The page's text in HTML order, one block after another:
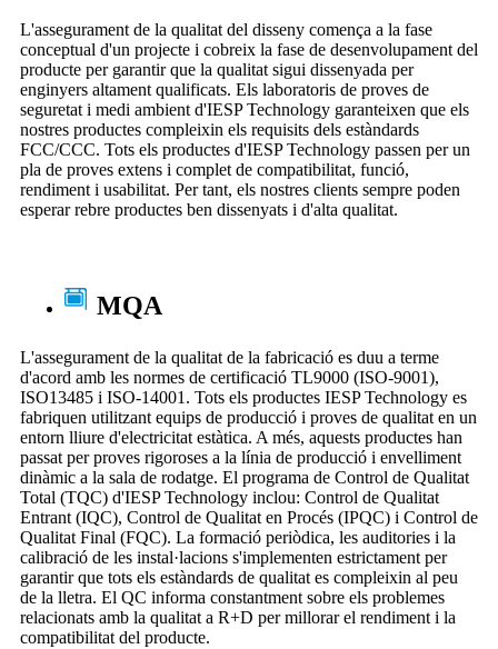
L'assegurament de la qualitat del disseny comença a la fase
conceptual d'un projecte i cobreix la fase de desenvolupament del
producte per garantir que la qualitat sigui dissenyada per
enginyers altament qualificats. Els laboratoris de proves de
seguretat i medi ambient d'IESP Technology garanteixen que els
nostres productes compleixin els requisits dels estàndards
FCC/CCC. Tots els productes d'IESP Technology passen per un
pla de proves extens i complet de compatibilitat, funció,
rendiment i usabilitat. Per tant, els nostres clients sempre poden
esperar rebre productes ben dissenyats i d'alta qualitat.
MQA
L'assegurament de la qualitat de la fabricació es duu a terme
d'acord amb les normes de certificació TL9000 (ISO-9001),
ISO13485 i ISO-14001. Tots els productes IESP Technology es
fabriquen utilitzant equips de producció i proves de qualitat en un
entorn lliure d'electricitat estàtica. A més, aquests productes han
passat per proves rigoroses a la línia de producció i envelliment
dinàmic a la sala de rodatge. El programa de Control de Qualitat
Total (TQC) d'IESP Technology inclou: Control de Qualitat
Entrant (IQC), Control de Qualitat en Procés (IPQC) i Control de
Qualitat Final (FQC). La formació periòdica, les auditories i la
calibració de les instal·lacions s'implementen estrictament per
garantir que tots els estàndards de qualitat es compleixin al peu
de la lletra. El QC informa constantment sobre els problemes
relacionats amb la qualitat a R+D per millorar el rendiment i la
compatibilitat del producte.